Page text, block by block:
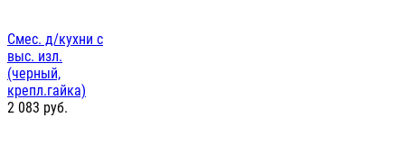
Смес. д/кухни с
выс. изл.
(черный,
крепл.гайка)
2 083 руб.